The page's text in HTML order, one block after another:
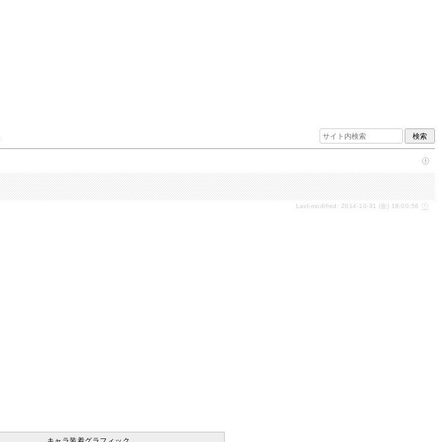
Last-modified: 2014-10-31 (金) 18:00:56